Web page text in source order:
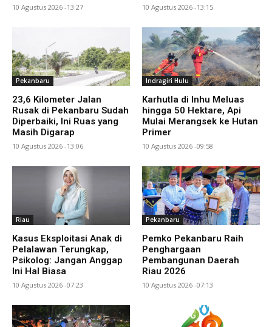
10 Agustus 2026 -13:27 10 Agustus 2026 -13:15
Pekanbaru
23,6 Kilometer Jalan
Rusak di Pekanbaru Sudah
Diperbaiki, Ini Ruas yang
Masih Digarap
10 Agustus 2026 -13:06
Indragiri Hulu
Karhutla di Inhu Meluas
hingga 50 Hektare, Api
Mulai Merangsek ke Hutan
Primer
10 Agustus 2026 -09:58
Riau
Kasus Eksploitasi Anak di
Pelalawan Terungkap,
Psikolog: Jangan Anggap
Ini Hal Biasa
10 Agustus 2026 -07:23
Pekanbaru
Pemko Pekanbaru Raih
Penghargaan
Pembangunan Daerah
Riau 2026
10 Agustus 2026 -07:13